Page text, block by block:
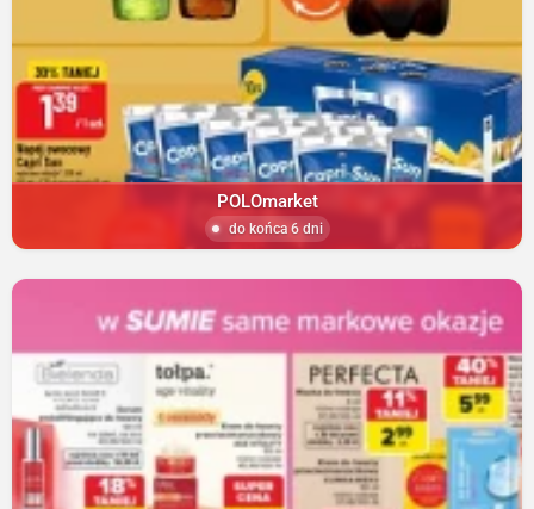
POLOmarket
do końca 6 dni